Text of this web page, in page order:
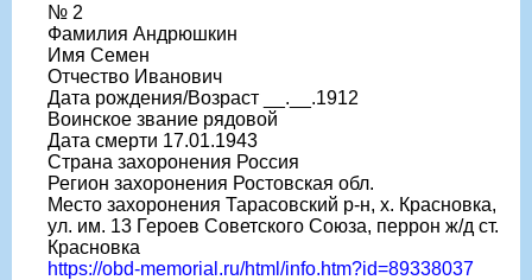
№ 2
Фамилия Андрюшкин
Имя Семен
Отчество Иванович
Дата рождения/Возраст __.__.1912
Воинское звание рядовой
Дата смерти 17.01.1943
Страна захоронения Россия
Регион захоронения Ростовская обл.
Место захоронения Тарасовский р-н, х. Красновка,
ул. им. 13 Героев Советского Союза, перрон ж/д ст.
Красновка
https://obd-memorial.ru/html/info.htm?id=89338037